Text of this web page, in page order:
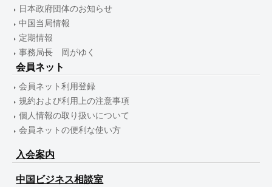
日本政府団体のお知らせ
中国当局情報
定期情報
事務局長 岡がゆく
会員ネット
会員ネット利用登録
規約および利用上の注意事項
個人情報の取り扱いについて
会員ネットの便利な使い方
入会案内
中国ビジネス相談室